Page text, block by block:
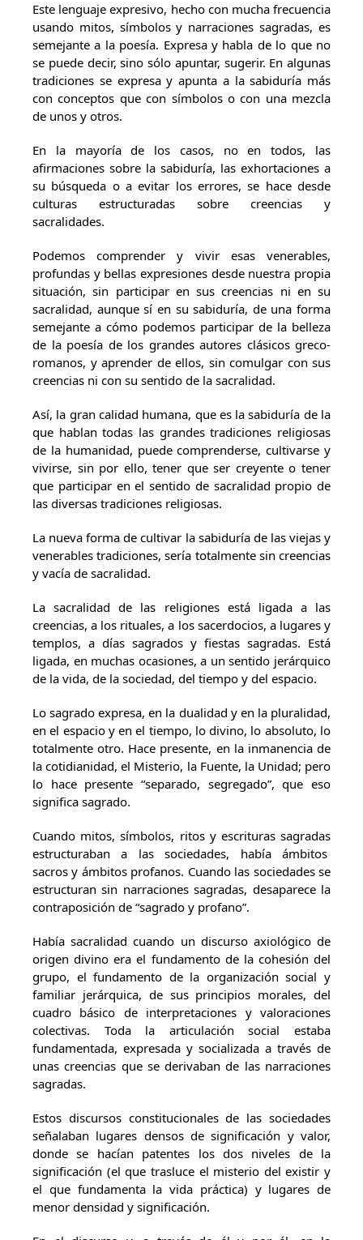
Este lenguaje expresivo, hecho con mucha frecuencia
usando mitos, símbolos y narraciones sagradas, es
semejante a la poesía. Expresa y habla de lo que no
se puede decir, sino sólo apuntar, sugerir. En algunas
tradiciones se expresa y apunta a la sabiduría más
con conceptos que con símbolos o con una mezcla
de unos y otros.
En la mayoría de los casos, no en todos, las
afirmaciones sobre la sabiduría, las exhortaciones a
su búsqueda o a evitar los errores, se hace desde
culturas estructuradas sobre creencias y
sacralidades.
Podemos comprender y vivir esas venerables,
profundas y bellas expresiones desde nuestra propia
situación, sin participar en sus creencias ni en su
sacralidad, aunque sí en su sabiduría, de una forma
semejante a cómo podemos participar de la belleza
de la poesía de los grandes autores clásicos greco-
romanos, y aprender de ellos, sin comulgar con sus
creencias ni con su sentido de la sacralidad.
Así, la gran calidad humana, que es la sabiduría de la
que hablan todas las grandes tradiciones religiosas
de la humanidad, puede comprenderse, cultivarse y
vivirse, sin por ello, tener que ser creyente o tener
que participar en el sentido de sacralidad propio de
las diversas tradiciones religiosas.
La nueva forma de cultivar la sabiduría de las viejas y
venerables tradiciones, sería totalmente sin creencias
y vacía de sacralidad.
La sacralidad de las religiones está ligada a las
creencias, a los rituales, a los sacerdocios, a lugares y
templos, a días sagrados y fiestas sagradas. Está
ligada, en muchas ocasiones, a un sentido jerárquico
de la vida, de la sociedad, del tiempo y del espacio.
Lo sagrado expresa, en la dualidad y en la pluralidad,
en el espacio y en el tiempo, lo divino, lo absoluto, lo
totalmente otro. Hace presente, en la inmanencia de
la cotidianidad, el Misterio, la Fuente, la Unidad; pero
lo hace presente “separado, segregado”, que eso
significa sagrado.
Cuando mitos, símbolos, ritos y escrituras sagradas
estructuraban a las sociedades, había ámbitos
sacros y ámbitos profanos. Cuando las sociedades se
estructuran sin narraciones sagradas, desaparece la
contraposición de “sagrado y profano”.
Había sacralidad cuando un discurso axiológico de
origen divino era el fundamento de la cohesión del
grupo, el fundamento de la organización social y
familiar jerárquica, de sus principios morales, del
cuadro básico de interpretaciones y valoraciones
colectivas. Toda la articulación social estaba
fundamentada, expresada y socializada a través de
unas creencias que se derivaban de las narraciones
sagradas.
Estos discursos constitucionales de las sociedades
señalaban lugares densos de significación y valor,
donde se hacían patentes los dos niveles de la
significación (el que trasluce el misterio del existir y
el que fundamenta la vida práctica) y lugares de
menor densidad y significación.